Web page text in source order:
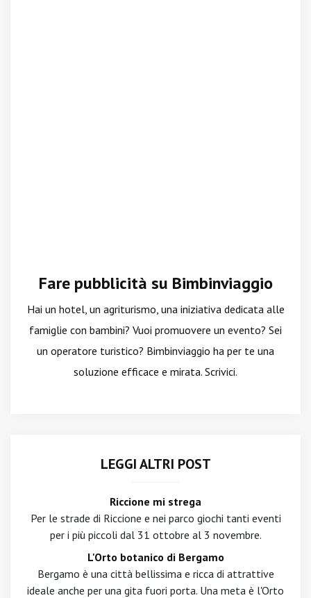
Fare pubblicità su Bimbinviaggio
Hai un hotel, un agriturismo, una iniziativa dedicata alle
famiglie con bambini? Vuoi promuovere un evento? Sei
un operatore turistico? Bimbinviaggio ha per te una
soluzione efficace e mirata. Scrivici.
LEGGI ALTRI POST
Riccione mi strega
Per le strade di Riccione e nei parco giochi tanti eventi
per i più piccoli dal 31 ottobre al 3 novembre.
L'Orto botanico di Bergamo
Bergamo è una città bellissima e ricca di attrattive
ideale anche per una gita fuori porta. Una meta è l'Orto